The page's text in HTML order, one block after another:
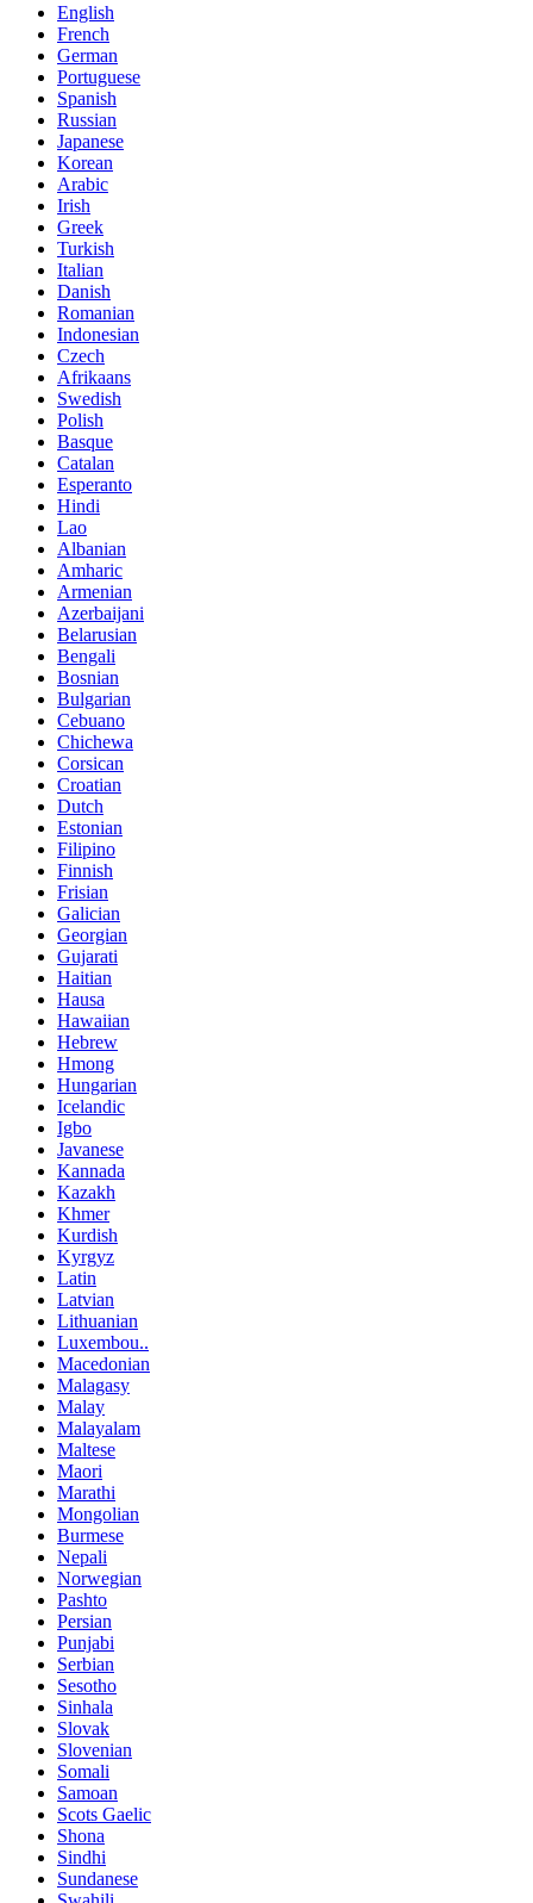
English
French
German
Portuguese
Spanish
Russian
Japanese
Korean
Arabic
Irish
Greek
Turkish
Italian
Danish
Romanian
Indonesian
Czech
Afrikaans
Swedish
Polish
Basque
Catalan
Esperanto
Hindi
Lao
Albanian
Amharic
Armenian
Azerbaijani
Belarusian
Bengali
Bosnian
Bulgarian
Cebuano
Chichewa
Corsican
Croatian
Dutch
Estonian
Filipino
Finnish
Frisian
Galician
Georgian
Gujarati
Haitian
Hausa
Hawaiian
Hebrew
Hmong
Hungarian
Icelandic
Igbo
Javanese
Kannada
Kazakh
Khmer
Kurdish
Kyrgyz
Latin
Latvian
Lithuanian
Luxembou..
Macedonian
Malagasy
Malay
Malayalam
Maltese
Maori
Marathi
Mongolian
Burmese
Nepali
Norwegian
Pashto
Persian
Punjabi
Serbian
Sesotho
Sinhala
Slovak
Slovenian
Somali
Samoan
Scots Gaelic
Shona
Sindhi
Sundanese